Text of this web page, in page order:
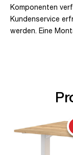
Komponenten
Kundenservice
werden. Eine